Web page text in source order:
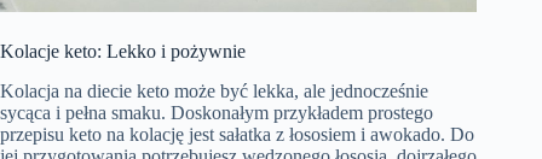
Kolacje keto: Lekko i pożywnie
Kolacja na diecie keto może być lekka, ale jednocześnie
sycąca i pełna smaku. Doskonałym przykładem prostego
przepisu keto na kolację jest sałatka z łososiem i awokado. Do